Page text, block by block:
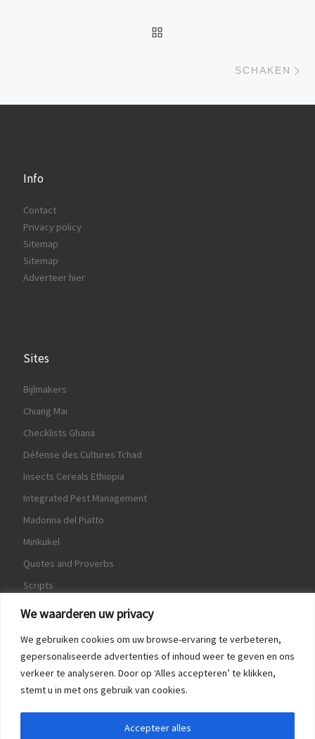
We waarderen uw privacy
We gebruiken cookies om uw browse-ervaring te verbeteren,
gepersonaliseerde advertenties of inhoud weer te geven en ons
verkeer te analyseren. Door op ‘Alles accepteren’ te klikken,
stemt u in met ons gebruik van cookies.
Accepteer alles
SCHAKEN
Info
Contact
Privacy policy
Sitemap
Sitemap
Adverteer hier
Sites
Bijlmakers
Chiang Mai
Checklists Ghana
Défense des Cultures Tchad
Insects Cereals Ethiopia
Integrated Pest Management
Madonna del Piatto
Minkukel
Quotes and Proverbs
Scripts
World Crops Database
Game